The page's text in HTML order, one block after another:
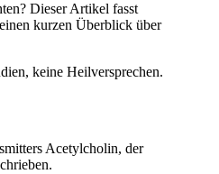
Dieser Artikel fasst
kurzen Überblick über
keine Heilversprechen.
Acetylcholin, der